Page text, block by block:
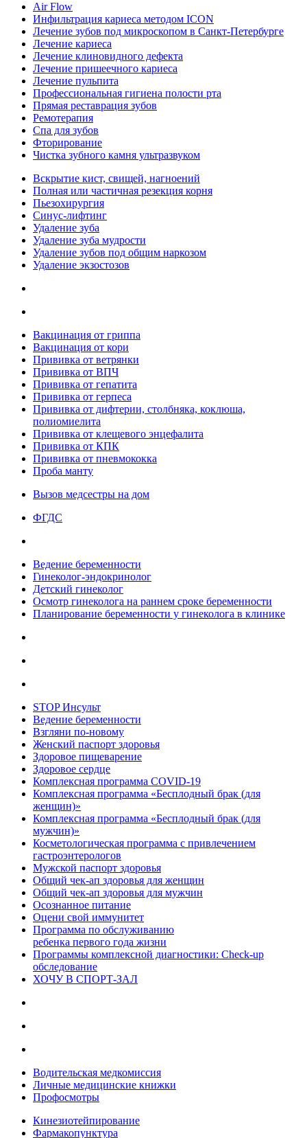
Air Flow
Инфильтрация кариеса методом ICON
Лечение зубов под микроскопом в Санкт-Петербурге
Лечение кариеса
Лечение клиновидного дефекта
Лечение пришеечного кариеса
Лечение пульпита
Профессиональная гигиена полости рта
Прямая реставрация зубов
Ремотерапия
Спа для зубов
Фторирование
Чистка зубного камня ультразвуком
Вскрытие кист, свищей, нагноений
Полная или частичная резекция корня
Пьезохирургия
Синус-лифтинг
Удаление зуба
Удаление зуба мудрости
Удаление зубов под общим наркозом
Удаление экзостозов
Вакцинация от гриппа
Вакцинация от кори
Прививка от ветрянки
Прививка от ВПЧ
Прививка от гепатита
Прививка от герпеса
Прививка от дифтерии, столбняка, коклюша,
полиомиелита
Прививка от клещевого энцефалита
Прививка от КПК
Прививка от пневмококка
Проба манту
Вызов медсестры на дом
ФГДС
Ведение беременности
Гинеколог-эндокринолог
Детский гинеколог
Осмотр гинеколога на раннем сроке беременности
Планирование беременности у гинеколога в клинике
STOP Инсульт
Ведение беременности
Взгляни по-новому
Женский паспорт здоровья
Здоровое пищеварение
Здоровое сердце
Комплексная программа COVID-19
Комплексная программа «Бесплодный брак (для
женщин)»
Комплексная программа «Бесплодный брак (для
мужчин)»
Косметологическая программа с привлечением
гастроэнтерологов
Мужской паспорт здоровья
Общий чек-ап здоровья для женщин
Общий чек-ап здоровья для мужчин
Осознанное питание
Оцени свой иммунитет
Программа по обслуживанию
ребенка первого года жизни
Программы комплексной диагностики: Check-up
обследование
ХОЧУ В CПОРТ-ЗАЛ
Водительская медкомиссия
Личные медицинские книжки
Профосмотры
Кинезиотейпирование
Фармакопунктура